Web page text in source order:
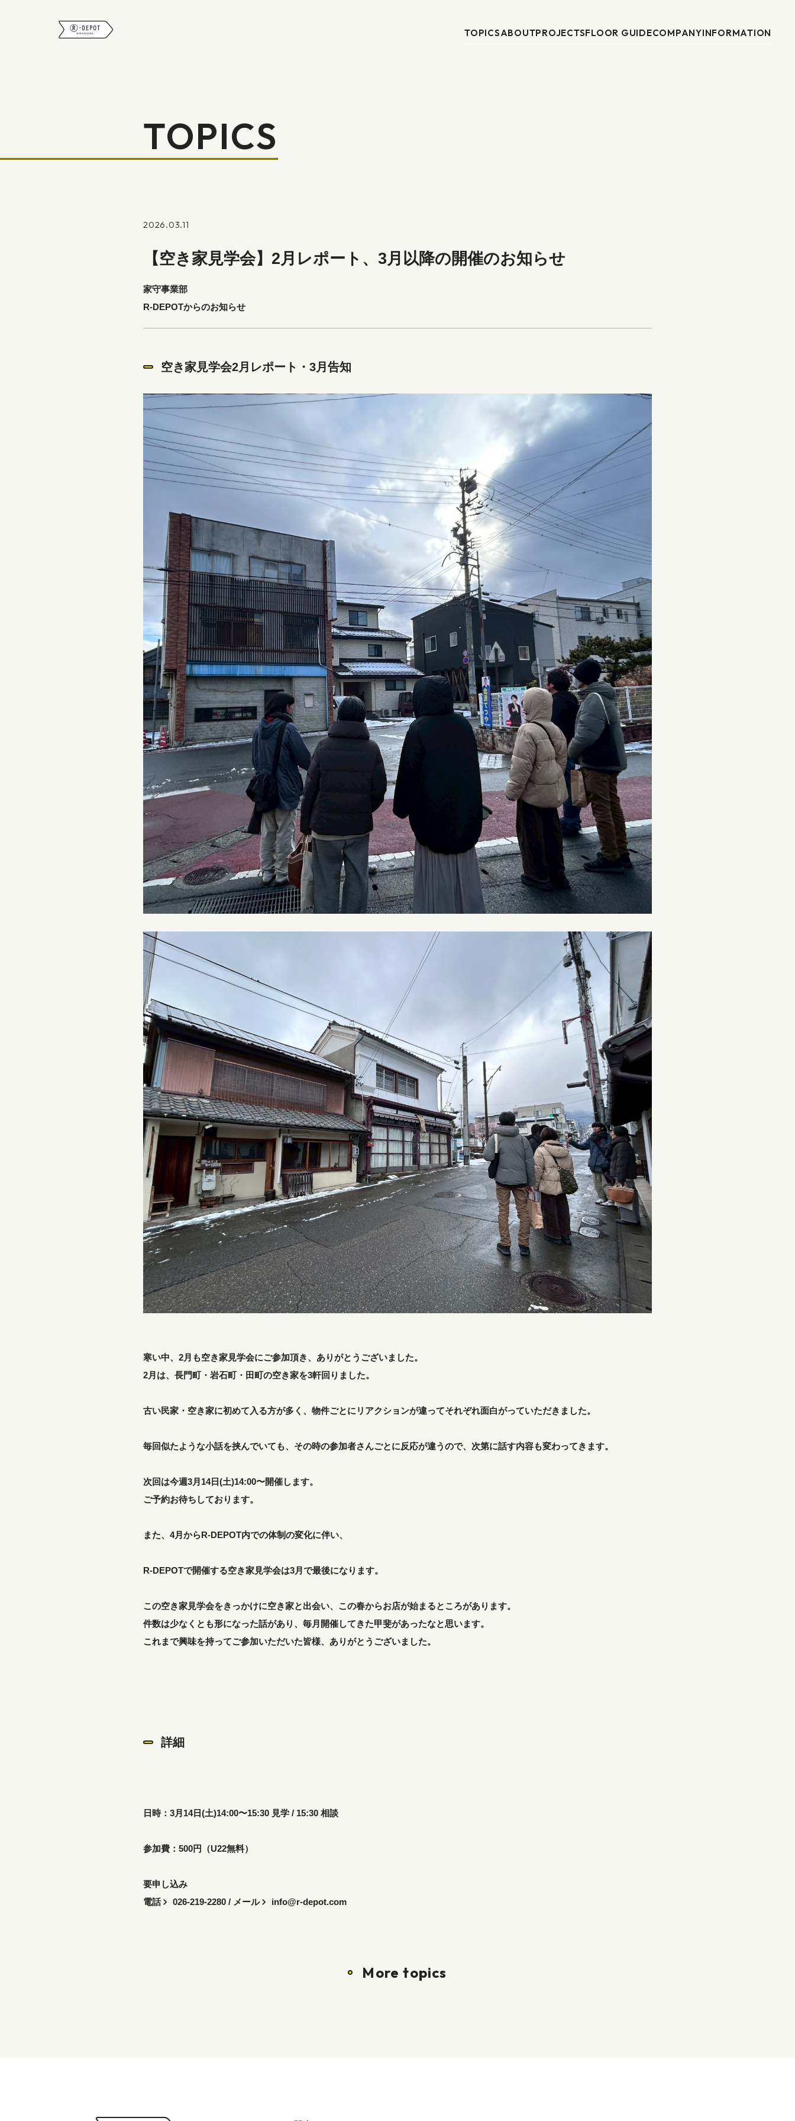
TOPICSABOUTPROJECTSFLOOR GUIDECOMPANYINFORMATION
TOPICS
2026.03.11
【空き家見学会】2月レポート、3月以降の開催のお知らせ
家守事業部
R-DEPOTからのお知らせ
空き家見学会2月レポート・3月告知
寒い中、2月も空き家見学会にご参加頂き、ありがとうございました。
2月は、長門町・岩石町・田町の空き家を3軒回りました。
古い民家・空き家に初めて入る方が多く、物件ごとにリアクションが違ってそれぞれ面白がっていただきました。
毎回似たような小話を挟んでいても、その時の参加者さんごとに反応が違うので、次第に話す内容も変わってきます。
次回は今週3月14日(土)14:00〜開催します。
ご予約お待ちしております。
また、4月からR-DEPOT内での体制の変化に伴い、
R-DEPOTで開催する空き家見学会は3月で最後になります。
この空き家見学会をきっかけに空き家と出会い、この春からお店が始まるところがあります。
件数は少なくとも形になった話があり、毎月開催してきた甲斐があったなと思います。
これまで興味を持ってご参加いただいた皆様、ありがとうございました。
詳細
日時：3月14日(土)14:00〜15:30 見学 / 15:30 相談
参加費：500円（U22無料）
要申し込み
電話
026-219-2280 / メール info@r-depot.com
More topics